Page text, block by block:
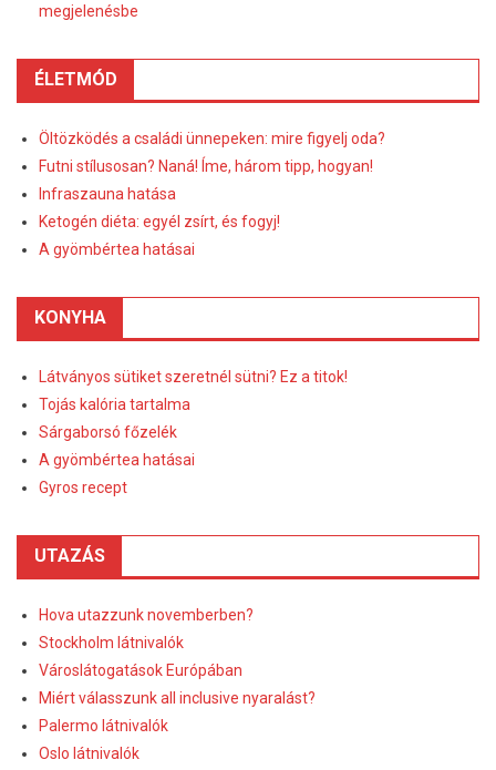
megjelenésbe
ÉLETMÓD
Öltözködés a családi ünnepeken: mire figyelj oda?
Futni stílusosan? Naná! Íme, három tipp, hogyan!
Infraszauna hatása
Ketogén diéta: egyél zsírt, és fogyj!
A gyömbértea hatásai
KONYHA
Látványos sütiket szeretnél sütni? Ez a titok!
Tojás kalória tartalma
Sárgaborsó főzelék
A gyömbértea hatásai
Gyros recept
UTAZÁS
Hova utazzunk novemberben?
Stockholm látnivalók
Városlátogatások Európában
Miért válasszunk all inclusive nyaralást?
Palermo látnivalók
Oslo látnivalók